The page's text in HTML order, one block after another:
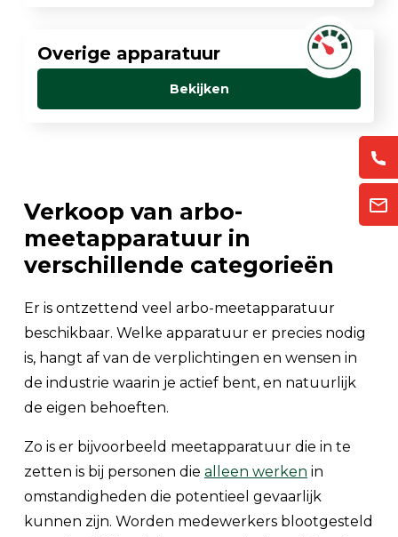
Overige apparatuur
Bekijken
Verkoop van arbo-
meetapparatuur in
verschillende categorieën
Er is ontzettend veel arbo-meetapparatuur
beschikbaar. Welke apparatuur er precies nodig
is, hangt af van de verplichtingen en wensen in
de industrie waarin je actief bent, en natuurlijk
de eigen behoeften.
Zo is er bijvoorbeeld meetapparatuur die in te
zetten is bij personen die alleen werken in
omstandigheden die potentieel gevaarlijk
kunnen zijn. Worden medewerkers blootgesteld